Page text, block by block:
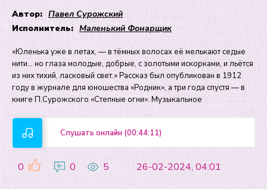
Автор: Павел Сурожский
Исполнитель: Маленький Фонарщик
«Юленька уже в летах, — в тёмных волосах её мелькают седые
нити… но глаза молодые, добрые, с золотыми искорками, и льётся
из них тихий, ласковый свет.» Рассказ был опубликован в 1912
году в журнале для юношества «Родник», а три года спустя — в
книге П.Сурожского «Степные огни». Музыкальное
Слушать онлайн (00:44:11)
0 0 5 26-02-2024, 04:01